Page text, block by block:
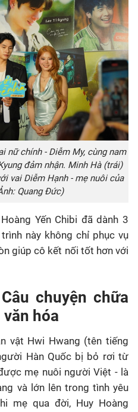
nữ chính - Diễm My, cùng nam
đảm nhận. Minh Hà (trái)
vai Diễm Hạnh - mẹ nuôi của
Quang Đức)
Yến Chibi đã dành 3
này không chỉ phục vụ
giúp cô kết nối tốt hơn với
chuyện chữa
văn hóa
vật Hwi Hwang (tên tiếng
Hàn Quốc bị bỏ rơi từ
mẹ nuôi người Việt - là
và lớn lên trong tình yêu
mẹ qua đời, Huy Hoàng